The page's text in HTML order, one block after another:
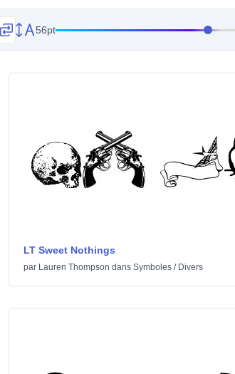
56pt
LT Sweet Nothings
par Lauren Thompson dans Symboles/ Divers